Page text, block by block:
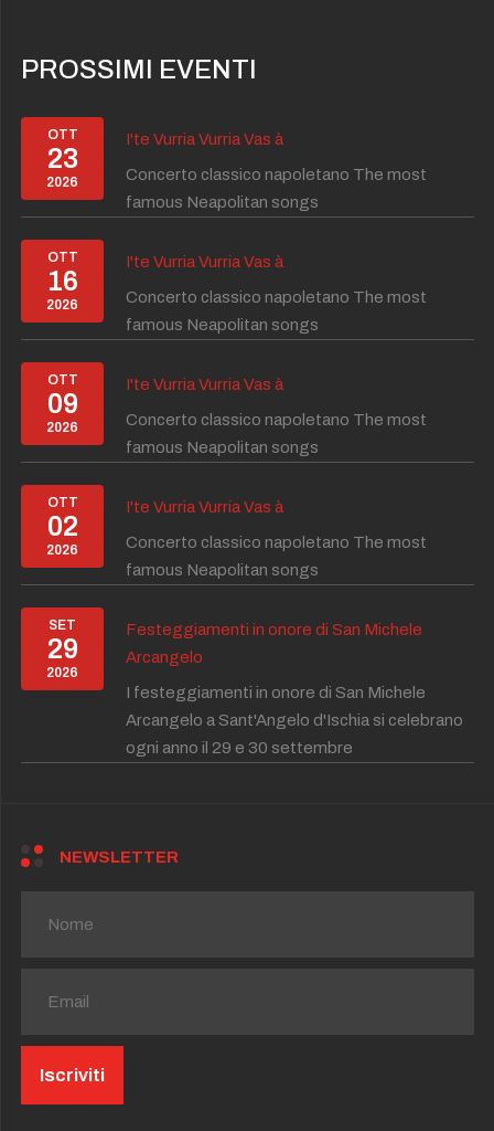
PROSSIMI EVENTI
OTT
23
2026
I'te Vurria Vurria Vas à
Concerto classico napoletano The most
famous Neapolitan songs
OTT
16
2026
I'te Vurria Vurria Vas à
Concerto classico napoletano The most
famous Neapolitan songs
OTT
09
2026
I'te Vurria Vurria Vas à
Concerto classico napoletano The most
famous Neapolitan songs
OTT
02
2026
I'te Vurria Vurria Vas à
Concerto classico napoletano The most
famous Neapolitan songs
SET
29
2026
Festeggiamenti in onore di San Michele
Arcangelo
I festeggiamenti in onore di San Michele
Arcangelo a Sant'Angelo d'Ischia si celebrano
ogni anno il 29 e 30 settembre
NEWSLETTER